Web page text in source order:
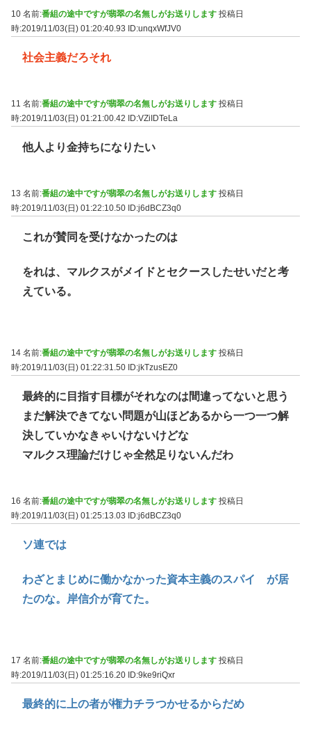
10 名前:番組の途中ですが翡翠の名無しがお送りします 投稿日
時:2019/11/03(日) 01:20:40.93
ID:unqxWfJV0
社会主義だろそれ
11 名前:番組の途中ですが翡翠の名無しがお送りします 投稿日
時:2019/11/03(日) 01:21:00.42
ID:VZiIDTeLa
他人より金持ちになりたい
13 名前:番組の途中ですが翡翠の名無しがお送りします 投稿日
時:2019/11/03(日) 01:22:10.50 ID:j6dBCZ3q0
これが賛同を受けなかったのは
をれは、マルクスがメイドとセクースしたせいだと考
えている。
14 名前:番組の途中ですが翡翠の名無しがお送りします 投稿日
時:2019/11/03(日) 01:22:31.50 ID:jkTzusEZ0
最終的に目指す目標がそれなのは間違ってないと思う
まだ解決できてない問題が山ほどあるから一つ一つ解
決していかなきゃいけないけどな
マルクス理論だけじゃ全然足りないんだわ
16 名前:番組の途中ですが翡翠の名無しがお送りします 投稿日
時:2019/11/03(日) 01:25:13.03 ID:j6dBCZ3q0
ソ連では
わざとまじめに働かなかった資本主義のスパイ が居
たのな。岸信介が育てた。
17 名前:番組の途中ですが翡翠の名無しがお送りします 投稿日
時:2019/11/03(日) 01:25:16.20 ID:9ke9riQxr
最終的に上の者が権力チラつかせるからだめ